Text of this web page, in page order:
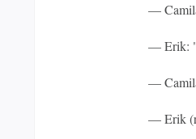
—
— Erik:
—
— Erik